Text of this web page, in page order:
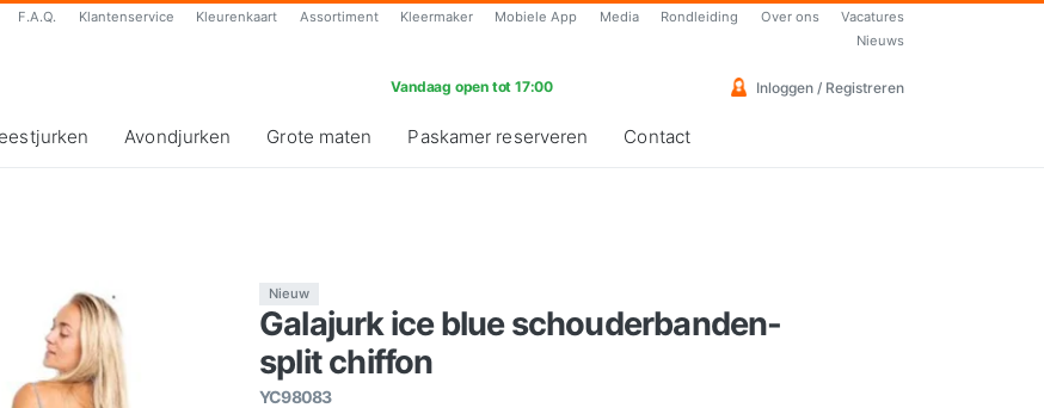
F.A.Q. Klantenservice Kleurenkaart Assortiment Kleermaker Mobiele App Media Rondleiding Over ons
Vacatures
Nieuws
Vandaag open tot 17:00 Inloggen / Registreren
Avondjurken Grote maten Paskamer reserveren Contact
Nieuw
Galajurk ice blue schouderbanden-
split chiffon
YC98083